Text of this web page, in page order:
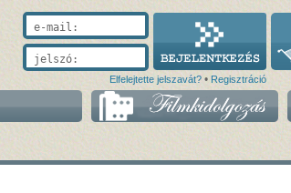
e-mail:
jelszó:
Elfelejtette jelszavát?• Regisztráció